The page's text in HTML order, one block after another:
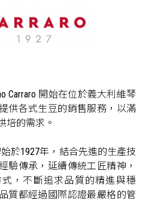
Carraro 開始在位於義大利維琴
供各式生豆的銷售服務，以滿
培的需求。
始於1927年，結合先進的生產技
驗傳承，延續傳統工匠精神，
，不斷追求品質的精進與穩
質都經過國際認證最嚴格的管